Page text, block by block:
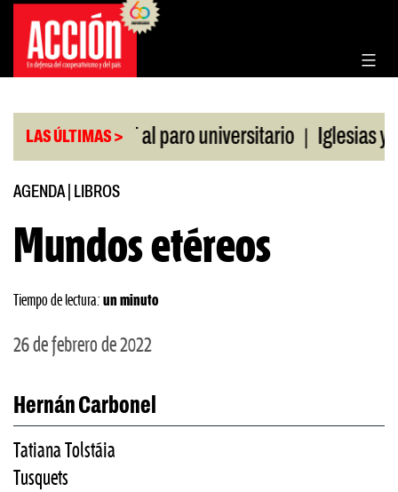
Saltar
contenido
LAS ÚLTIMAS >
de la CGT al paro universitario | Iglesias y
AGENDA| LIBROS
Mundos etéreos
Tiempo de lectura: un minuto
26 de febrero de 2022
Hernán Carbonel
Tatiana Tolstáia
Tusquets